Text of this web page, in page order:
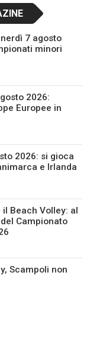
7 agosto
minori
2026:
Europee in
2026: si gioca
e Irlanda
Beach Volley: al
Campionato
Scampoli non